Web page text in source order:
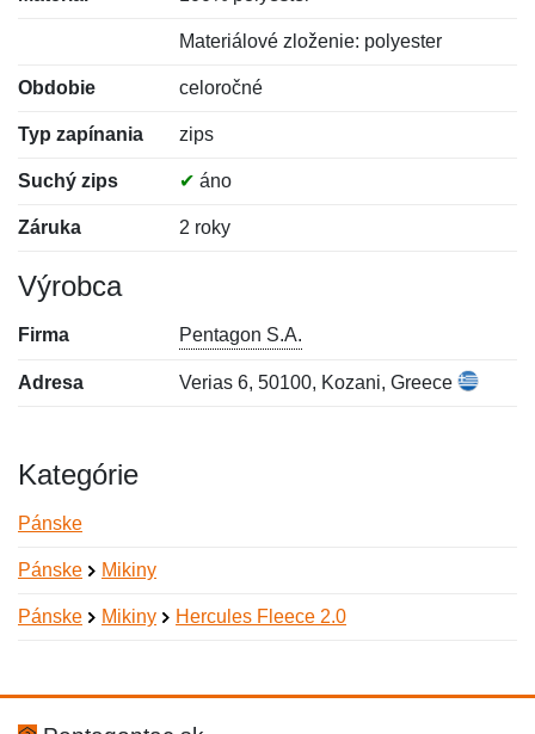
Materiálové zloženie: polyester
Obdobie celoročné
Typ zapínania zips
Suchý zips ✔ áno
Záruka 2 roky
Výrobca
Firma Pentagon S.A.
Adresa Verias 6, 50100, Kozani, Greece
Kategórie
Pánske
Pánske Mikiny
Pánske Mikiny Hercules Fleece 2.0
Hodnotenie:
Meno: